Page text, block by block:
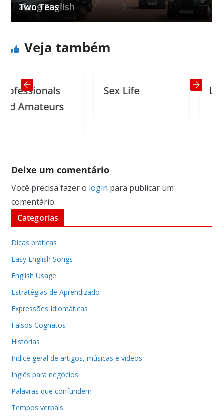
aking English
Two Teas
Veja também
Sex Life Lunch
Deixe um comentário
Você precisa fazer o login para publicar um
comentário.
Categorias
Dicas práticas
Easy English Songs
English Usage
Estratégias de Aprendizado
Expressões Idiomáticas
Falsos Cognatos
Histórias
Indice geral de artigos, músicas e vídeos
Inglês para negócios
Palavras que confundem
Tempos verbais